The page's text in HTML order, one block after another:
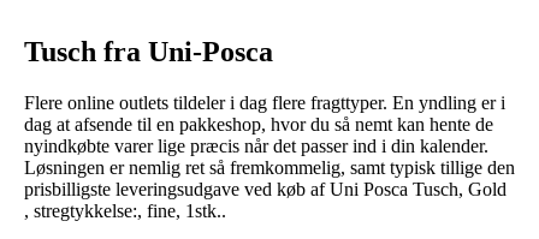
Tusch fra Uni-Posca
Flere online outlets tildeler i dag flere fragttyper. En yndling er i
dag at afsende til en pakkeshop, hvor du så nemt kan hente de
nyindkøbte varer lige præcis når det passer ind i din kalender.
Løsningen er nemlig ret så fremkommelig, samt typisk tillige den
prisbilligste leveringsudgave ved køb af Uni Posca Tusch, Gold
, stregtykkelse:, fine, 1stk..